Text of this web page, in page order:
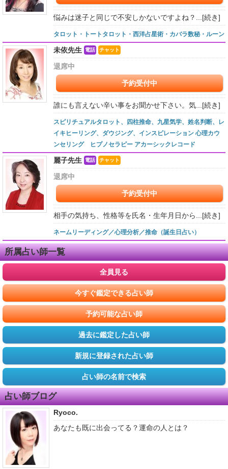
悩みは迷子と同じで不安しかないですよね？... [続き]
タロット・トートタロット・西洋占星術・カバラ数秘・ルーン
未依先生 電話 チャット
退席中
予約受付中
誰にも言えない辛い事をお聞かせ下さい。気... [続き]
スピリチュアルタロット、四柱推命、九星気学、姓名判断、レ
イキヒーリング、ダウジング、インスピレーション 心理カウ
ンセリング ヒプノセラピー アカーシックレコード
麗子先生 電話 チャット
退席中
予約受付中
相手の気持ち、性格等を氏名・生年月日から... [続き]
ネームリーディング／心理分析／推命（誕生日占い）
所属占い師一覧
全員見る
今すぐ鑑定できる占い師
予約可能な占い師
過去に鑑定した占い師
新規に登録された占い師
占い師の名前で検索
占い師ブログ
Ryoco.
あなたも既に出会ってる？運命の人とは？